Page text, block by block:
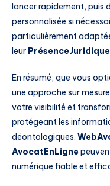
lancer rapidement, puis
personnalisée si
particulièrement
leur PrésenceJuridique
En résumé, que vous
une approche sur
votre visibilité et
protégeant les
déontologiques.
AvocatEnLigne
numérique fiable et